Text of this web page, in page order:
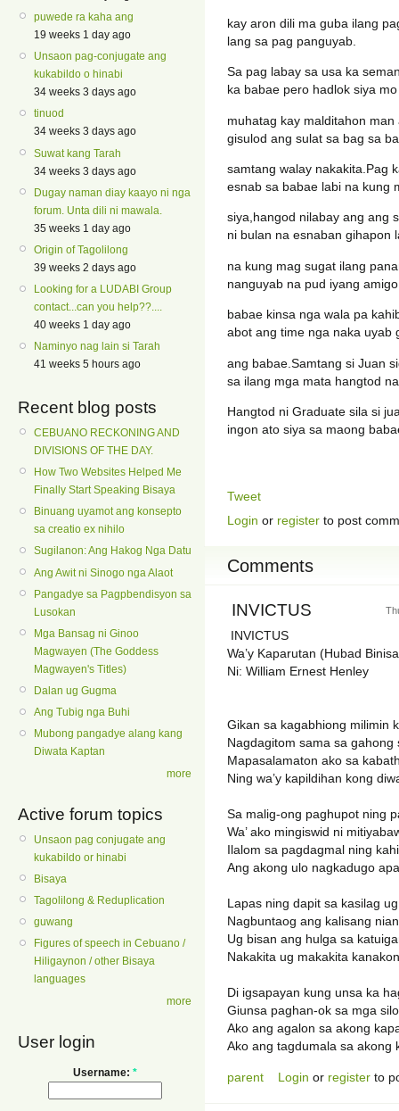
puwede ra kaha ang
19 weeks 1 day ago
Unsaon pag-conjugate ang
kukabildo o hinabi
34 weeks 3 days ago
tinuod
34 weeks 3 days ago
Suwat kang Tarah
34 weeks 3 days ago
Dugay naman diay kaayo ni nga
forum. Unta dili ni mawala.
35 weeks 1 day ago
Origin of Tagolilong
39 weeks 2 days ago
Looking for a LUDABI Group
contact...can you help??....
40 weeks 1 day ago
Naminyo nag lain si Tarah
41 weeks 5 hours ago
Recent blog posts
CEBUANO RECKONING AND
DIVISIONS OF THE DAY.
How Two Websites Helped Me
Finally Start Speaking Bisaya
Binuang uyamot ang konsepto
sa creatio ex nihilo
Sugilanon: Ang Hakog Nga Datu
Ang Awit ni Sinogo nga Alaot
Pangadye sa Pagpbendisyon sa
Lusokan
Mga Bansag ni Ginoo
Magwayen (The Goddess
Magwayen's Titles)
Dalan ug Gugma
Ang Tubig nga Buhi
Mubong pangadye alang kang
Diwata Kaptan
more
Active forum topics
Unsaon pag conjugate ang
kukabildo or hinabi
Bisaya
Tagolilong & Reduplication
guwang
Figures of speech in Cebuano /
Hiligaynon / other Bisaya
languages
more
User login
Username: *
kay aron dili ma guba ilang
lang sa pag panguyab.
Sa pag labay sa usa ka
ka babae pero hadlok siya mo
muhatag kay malditahon
gisulod ang sulat sa bag sa
samtang walay nakakita.Pag
esnab sa babae labi na kung
siya,hangod nilabay ang ang
ni bulan na esnaban gihapon
na kung mag sugat ilang
nanguyab na pud iyang
babae kinsa nga wala pa
abot ang time nga naka uyab
ang babae.Samtang si Juan
sa ilang mga mata hangtod
Hangtod ni Graduate sila si
ingon ato siya sa maong
Tweet
Login or register to post
Comments
INVICTUS
INVICTUS
Wa’y Kaparutan (Hubad
Ni: William Ernest Henley
Gikan sa kagabhiong milimin
Nagdagitom sama sa gahong
Mapasalamaton ako sa
Ning wa’y kapildihan kong
Sa malig-ong paghupot ning
Wa’ ako mingiswid ni
Ilalom sa pagdagmal ning
Ang akong ulo nagkadugo
Lapas ning dapit sa kasilag
Nagbuntaog ang kalisang
Ug bisan ang hulga sa
Nakakita ug makakita
Di igsapayan kung unsa ka
Giunsa paghan-ok sa mga
Ako ang agalon sa akong
Ako ang tagdumala sa akong
parent Login or register to